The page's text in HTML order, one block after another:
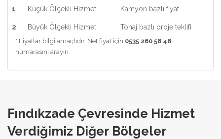
1 Küçük Ölçekli Hizmet Kamyon bazlı fiyat
2 Büyük Ölçekli Hizmet Tonaj bazlı proje teklifi
* Fiyatlar bilgi amaçlıdır. Net fiyat için 0535 260 58 48
numarasını arayın.
Fındıkzade Çevresinde Hizmet
Verdiğimiz Diğer Bölgeler